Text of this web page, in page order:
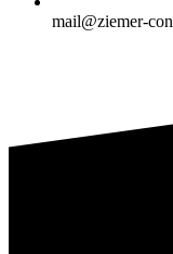
mail@ziemer-